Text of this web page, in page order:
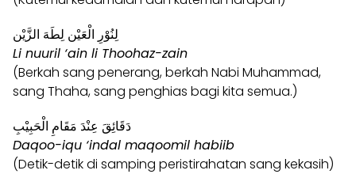
لِنُوْرِ الْعَيْن لِطَهَ الزَّيْن
Li nuuril ‘ain li Thoohaz-zain
(Berkah sang penerang, berkah Nabi Muhammad,
sang Thaha, sang penghias bagi kita semua.)
دَقَائِقَ عِنْدَ مَقَامِ الْحَبِيْبِ
Daqoo-iqu ‘indal maqoomil habiib
(Detik-detik di samping peristirahatan sang kekasih)